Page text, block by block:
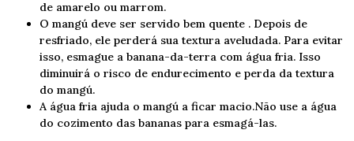
de amarelo ou marrom.
O mangú deve ser servido bem quente . Depois de
resfriado, ele perderá sua textura aveludada. Para evitar
isso, esmague a banana-da-terra com água fria. Isso
diminuirá o risco de endurecimento e perda da textura
do mangú.
A água fria ajuda o mangú a ficar macio.Não use a água
do cozimento das bananas para esmagá-las.